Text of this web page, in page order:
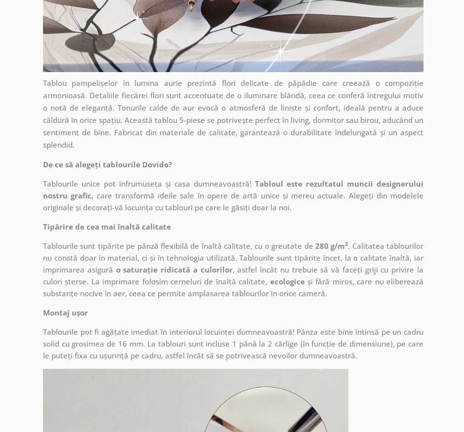
Tablou pampelișelor în lumina aurie prezintă flori delicate de păpădie care creează o compoziție
armonioasă. Detaliile fiecărei flori sunt accentuate de o iluminare blândă, ceea ce conferă întregului motiv
o notă de eleganță. Tonurile calde de aur evocă o atmosferă de liniște și confort, ideală pentru a aduce
căldură în orice spațiu. Această tablou 5-piese se potrivește perfect în living, dormitor sau birou, aducând un
sentiment de bine. Fabricat din materiale de calitate, garantează o durabilitate îndelungată și un aspect
splendid.
De ce să alegeți tablourile Dovido?
Tablourile unice pot înfrumuseța și casa dumneavoastră! Tabloul este rezultatul muncii designerului
nostru grafic, care transformă ideile sale în opere de artă unice și mereu actuale. Alegeți din modelele
originale și decorați-vă locuința cu tablouri pe care le găsiți doar la noi.
Tipărire de cea mai înaltă calitate
Tablourile sunt tipărite pe pânză flexibilă de înaltă calitate, cu o greutate de 280 g/m2. Calitatea tablourilor
nu constă doar în material, ci și în tehnologia utilizată. Tablourile sunt tipărite încet, la o calitate înaltă, iar
imprimarea asigură o saturație ridicată a culorilor, astfel încât nu trebuie să vă faceți griji cu privire la
culori șterse. La imprimare folosim cerneluri de înaltă calitate, ecologiceși fără miros, care nu eliberează
substanțe nocive în aer, ceea ce permite amplasarea tablourilor în orice cameră.
Montaj ușor
Tablourile pot fi agățate imediat în interiorul locuinței dumneavoastră! Pânza este bine întinsă pe un cadru
solid cu grosimea de 16 mm. La tablouri sunt incluse 1 până la 2 cârlige (în funcție de dimensiune), pe care
le puteți fixa cu ușurință pe cadru, astfel încât să se potrivească nevoilor dumneavoastră.